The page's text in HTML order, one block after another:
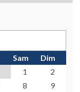
Sam Dim
1
2
8
9